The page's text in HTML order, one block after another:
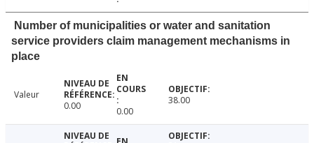
Number of municipalities or water and sanitation
service providers claim management mechanisms in
place
Valeur
0.00
0.00
38.00